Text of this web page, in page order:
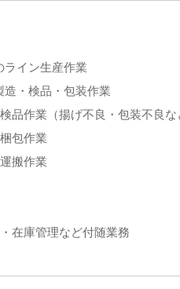
ライン生産作業
・検品・包装作業
品作業（揚げ不良・包装不良な
包作業
搬作業
在庫管理など付随業務